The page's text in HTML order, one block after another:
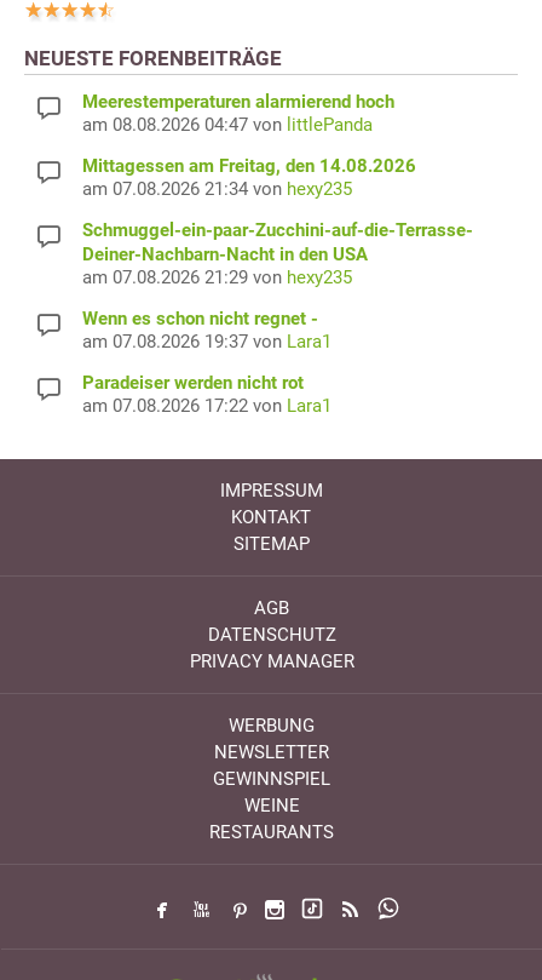
NEUESTE FORENBEITRÄGE
Meerestemperaturen alarmierend hoch
am 08.08.2026 04:47 von littlePanda
Mittagessen am Freitag, den 14.08.2026
am 07.08.2026 21:34 von hexy235
Schmuggel-ein-paar-Zucchini-auf-die-Terrasse-
Deiner-Nachbarn-Nacht in den USA
am 07.08.2026 21:29 von hexy235
Wenn es schon nicht regnet -
am 07.08.2026 19:37 von Lara1
Paradeiser werden nicht rot
am 07.08.2026 17:22 von Lara1
IMPRESSUM
KONTAKT
SITEMAP
AGB
DATENSCHUTZ
PRIVACY MANAGER
WERBUNG
NEWSLETTER
GEWINNSPIEL
WEINE
RESTAURANTS